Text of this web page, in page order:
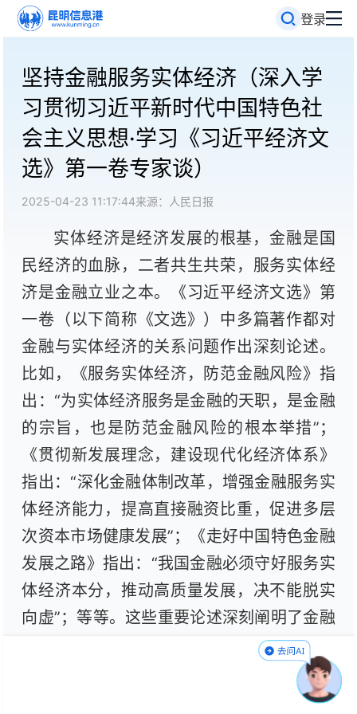
登录
坚持金融服务实体经济（深入学
习贯彻习近平新时代中国特色社
会主义思想·学习《习近平经济文
选》第一卷专家谈）
2025-04-23 11:17:44来源：人民日报
实体经济是经济发展的根基，金融是国
民经济的血脉，二者共生共荣，服务实体经
济是金融立业之本。《习近平经济文选》第
一卷（以下简称《文选》）中多篇著作都对
金融与实体经济的关系问题作出深刻论述。
比如，《服务实体经济，防范金融风险》指
出：“为实体经济服务是金融的天职，是金融
的宗旨，也是防范金融风险的根本举措”；
《贯彻新发展理念，建设现代化经济体系》
指出：“深化金融体制改革，增强金融服务实
体经济能力，提高直接融资比重，促进多层
次资本市场健康发展”；《走好中国特色金融
发展之路》指出：“我国金融必须守好服务实
体经济本分，推动高质量发展，决不能脱实
向虚”；等等。这些重要论述深刻阐明了金融
和实体经济共生共荣的关系。深入学习《文
选》中关于金融服务实体经济的重要论述，
才能走好中国特色金融发展之路，以金融高